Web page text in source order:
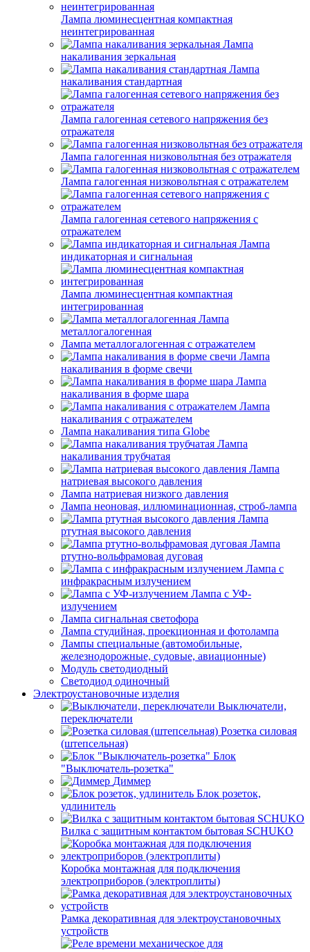
Лампа люминесцентная компактная
неинтегрированная
Лампа
накаливания зеркальная
Лампа
накаливания стандартная
Лампа галогенная сетевого напряжения без
отражателя
Лампа галогенная низковольтная без отражателя
Лампа галогенная низковольтная с отражателем
Лампа галогенная сетевого напряжения с
отражателем
Лампа
индикаторная и сигнальная
Лампа люминесцентная компактная
интегрированная
Лампа
металлогалогенная
Лампа металлогалогенная с отражателем
Лампа
накаливания в форме свечи
Лампа
накаливания в форме шара
Лампа
накаливания с отражателем
Лампа накаливания типа Globe
Лампа
накаливания трубчатая
Лампа
натриевая высокого давления
Лампа натриевая низкого давления
Лампа неоновая, иллюминационная, строб-лампа
Лампа
ртутная высокого давления
Лампа
ртутно-вольфрамовая дуговая
Лампа с
инфракрасным излучением
Лампа с УФ-
излучением
Лампа сигнальная светофора
Лампа студийная, проекционная и фотолампа
Лампы специальные (автомобильные,
железнодорожные, судовые, авиационные)
Модуль светодиодный
Светодиод одиночный
Электроустановочные изделия
Выключатели,
переключатели
Розетка силовая
(штепсельная)
Блок
"Выключатель-розетка"
Диммер
Блок розеток,
удлинитель
Вилка с защитным контактом бытовая SCHUKO
Коробка монтажная для подключения
электроприборов (электроплиты)
Рамка декоративная для электроустановочных
устройств